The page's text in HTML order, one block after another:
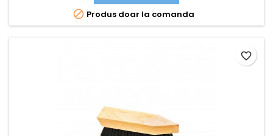
 Produs doar la comanda
favorite_border